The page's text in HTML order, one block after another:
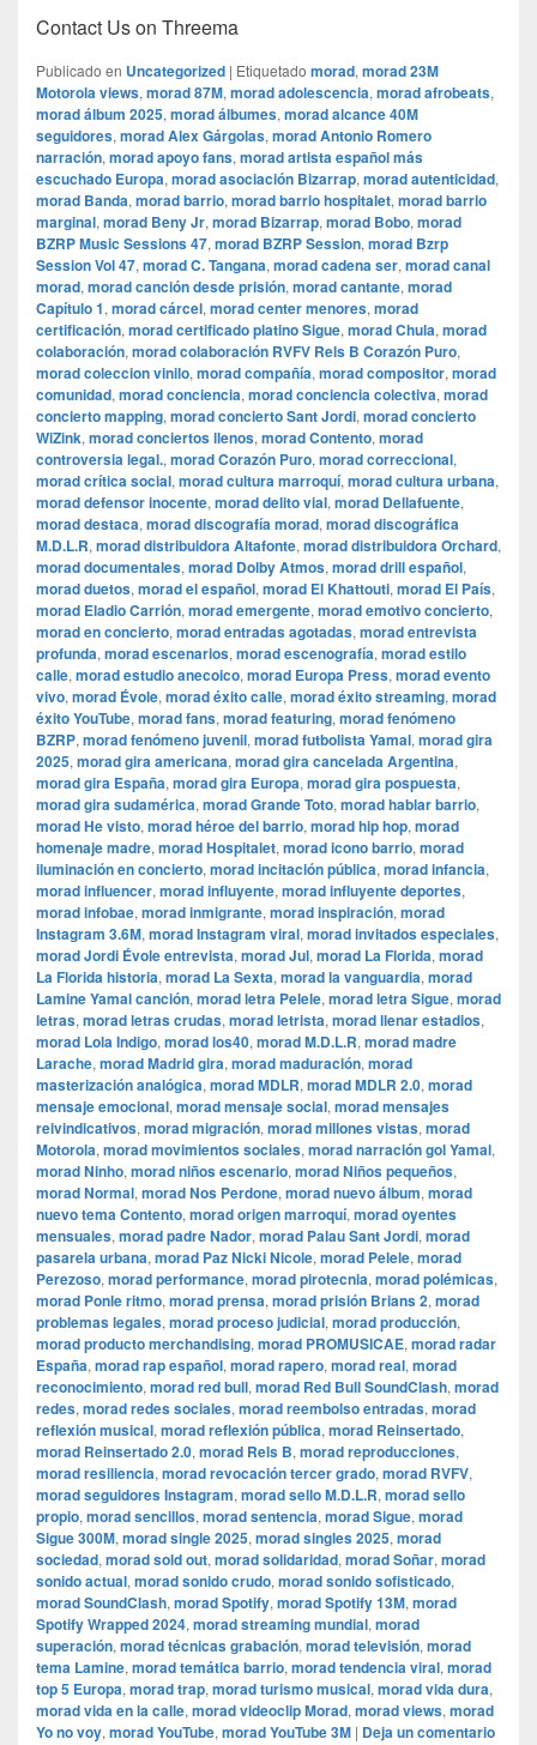
Contact Us on Threema
Publicado en Uncategorized | Etiquetado morad, morad 23M
Motorola views, morad 87M, morad adolescencia, morad afrobeats,
morad álbum 2025, morad álbumes, morad alcance 40M
seguidores, morad Alex Gárgolas, morad Antonio Romero
narración, morad apoyo fans, morad artista español más
escuchado Europa, morad asociación Bizarrap, morad autenticidad,
morad Banda, morad barrio, morad barrio hospitalet, morad barrio
marginal, morad Beny Jr, morad Bizarrap, morad Bobo, morad
BZRP Music Sessions 47, morad BZRP Session, morad Bzrp
Session Vol 47, morad C. Tangana, morad cadena ser, morad canal
morad, morad canción desde prisión, morad cantante, morad
Capítulo 1, morad cárcel, morad center menores, morad
certificación, morad certificado platino Sigue, morad Chula, morad
colaboración, morad colaboración RVFV Rels B Corazón Puro,
morad coleccion vinilo, morad compañía, morad compositor, morad
comunidad, morad conciencia, morad conciencia colectiva, morad
concierto mapping, morad concierto Sant Jordi, morad concierto
WiZink, morad conciertos llenos, morad Contento, morad
controversia legal., morad Corazón Puro, morad correccional,
morad crítica social, morad cultura marroquí, morad cultura urbana,
morad defensor inocente, morad delito vial, morad Dellafuente,
morad destaca, morad discografía morad, morad discográfica
M.D.L.R, morad distribuidora Altafonte, morad distribuidora Orchard,
morad documentales, morad Dolby Atmos, morad drill español,
morad duetos, morad el español, morad El Khattouti, morad El País,
morad Eladio Carrión, morad emergente, morad emotivo concierto,
morad en concierto, morad entradas agotadas, morad entrevista
profunda, morad escenarios, morad escenografía, morad estilo
calle, morad estudio anecoico, morad Europa Press, morad evento
vivo, morad Évole, morad éxito calle, morad éxito streaming, morad
éxito YouTube, morad fans, morad featuring, morad fenómeno
BZRP, morad fenómeno juvenil, morad futbolista Yamal, morad gira
2025, morad gira americana, morad gira cancelada Argentina,
morad gira España, morad gira Europa, morad gira pospuesta,
morad gira sudamérica, morad Grande Toto, morad hablar barrio,
morad He visto, morad héroe del barrio, morad hip hop, morad
homenaje madre, morad Hospitalet, morad icono barrio, morad
iluminación en concierto, morad incitación pública, morad infancia,
morad influencer, morad influyente, morad influyente deportes,
morad infobae, morad inmigrante, morad inspiración, morad
Instagram 3.6M, morad Instagram viral, morad invitados especiales,
morad Jordi Évole entrevista, morad Jul, morad La Florida, morad
La Florida historia, morad La Sexta, morad la vanguardia, morad
Lamine Yamal canción, morad letra Pelele, morad letra Sigue, morad
letras, morad letras crudas, morad letrista, morad llenar estadios,
morad Lola Indigo, morad los40, morad M.D.L.R, morad madre
Larache, morad Madrid gira, morad maduración, morad
masterización analógica, morad MDLR, morad MDLR 2.0, morad
mensaje emocional, morad mensaje social, morad mensajes
reivindicativos, morad migración, morad millones vistas, morad
Motorola, morad movimientos sociales, morad narración gol Yamal,
morad Ninho, morad niños escenario, morad Niños pequeños,
morad Normal, morad Nos Perdone, morad nuevo álbum, morad
nuevo tema Contento, morad origen marroquí, morad oyentes
mensuales, morad padre Nador, morad Palau Sant Jordi, morad
pasarela urbana, morad Paz Nicki Nicole, morad Pelele, morad
Perezoso, morad performance, morad pirotecnia, morad polémicas,
morad Ponle ritmo, morad prensa, morad prisión Brians 2, morad
problemas legales, morad proceso judicial, morad producción,
morad producto merchandising, morad PROMUSICAE, morad radar
España, morad rap español, morad rapero, morad real, morad
reconocimiento, morad red bull, morad Red Bull SoundClash, morad
redes, morad redes sociales, morad reembolso entradas, morad
reflexión musical, morad reflexión pública, morad Reinsertado,
morad Reinsertado 2.0, morad Rels B, morad reproducciones,
morad resiliencia, morad revocación tercer grado, morad RVFV,
morad seguidores Instagram, morad sello M.D.L.R, morad sello
propio, morad sencillos, morad sentencia, morad Sigue, morad
Sigue 300M, morad single 2025, morad singles 2025, morad
sociedad, morad sold out, morad solidaridad, morad Soñar, morad
sonido actual, morad sonido crudo, morad sonido sofisticado,
morad SoundClash, morad Spotify, morad Spotify 13M, morad
Spotify Wrapped 2024, morad streaming mundial, morad
superación, morad técnicas grabación, morad televisión, morad
tema Lamine, morad temática barrio, morad tendencia viral, morad
top 5 Europa, morad trap, morad turismo musical, morad vida dura,
morad vida en la calle, morad videocli‏p Morad, morad views, morad
Yo no voy, morad YouTube, morad YouTube 3M | Deja un comentario